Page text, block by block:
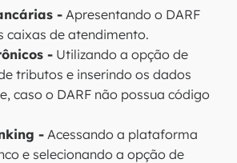
- Apresentando o DARF
caixas de atendimento.
- Utilizando a opção de
tributos e inserindo os dados
caso o DARF não possua código
- Acessando a plataforma
e selecionando a opção de